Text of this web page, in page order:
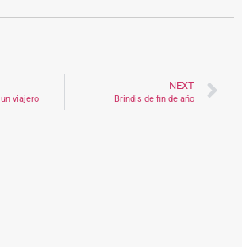
viajero
NEXT
Brindis de fin de año